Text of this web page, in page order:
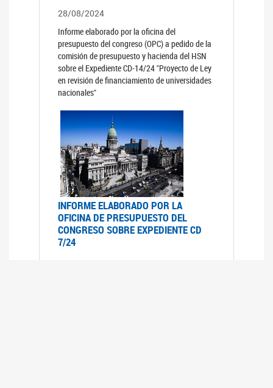
28/08/2024
Informe elaborado por la oficina del
presupuesto del congreso (OPC) a pedido de la
comisión de presupuesto y hacienda del HSN
sobre el Expediente CD-14/24 "Proyecto de Ley
en revisión de financiamiento de universidades
nacionales"
INFORME ELABORADO POR LA
OFICINA DE PRESUPUESTO DEL
CONGRESO SOBRE EXPEDIENTE CD
7/24